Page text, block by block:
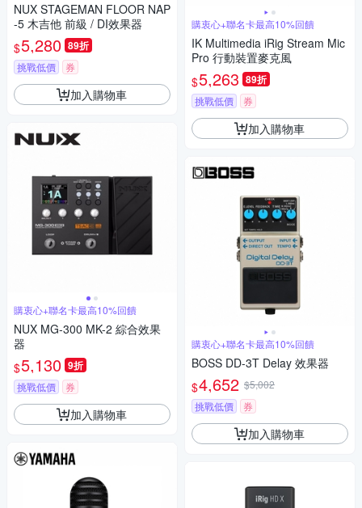
NUX STAGEMAN FLOOR NAP
-5 木吉他 前級 / DI效果器
$5,280 89折
挑戰低價 券
加入購物車
購衷心+聯名卡最高10%回饋
NUX MG-300 MK-2 綜合效果
器
$5,130 9折
挑戰低價 券
加入購物車
購衷心+聯名卡最高10%回饋
IK Multimedia iRig Stream Mic
Pro 行動裝置麥克風
$5,263 89折
挑戰低價 券
加入購物車
購衷心+聯名卡最高10%回饋
BOSS DD-3T Delay 效果器
$4,652 $5,002
挑戰低價
券
加入購物車